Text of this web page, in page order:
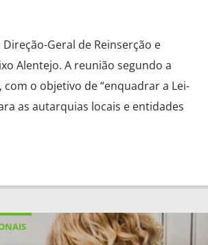
Geral de Reinserção e
Alentejo. A reunião segundo a
com o objetivo de “enquadrar a Lei-
as autarquias locais e entidades